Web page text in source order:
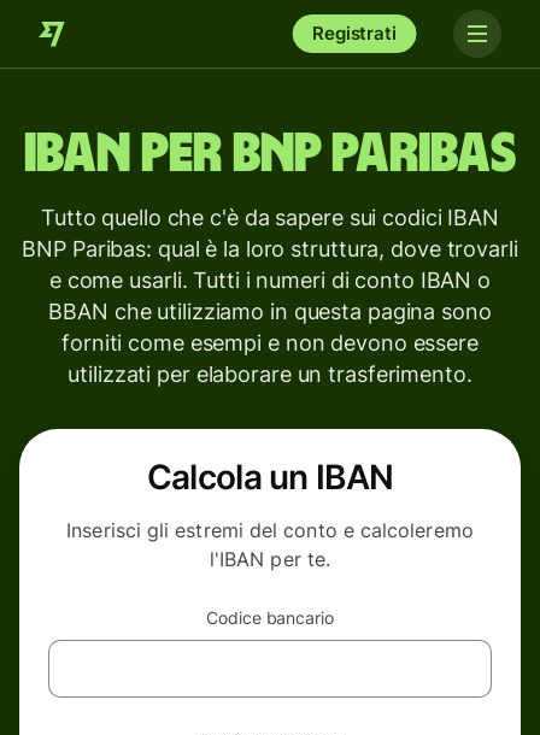
Registrati
IBAN per BNP Paribas
Tutto quello che c'è da sapere sui codici IBAN
BNP Paribas: qual è la loro struttura, dove trovarli
e come usarli. Tutti i numeri di conto IBAN o
BBAN che utilizziamo in questa pagina sono
forniti come esempi e non devono essere
utilizzati per elaborare un trasferimento.
Calcola un IBAN
Inserisci gli estremi del conto e calcoleremo
l'IBAN per te.
Codice bancario